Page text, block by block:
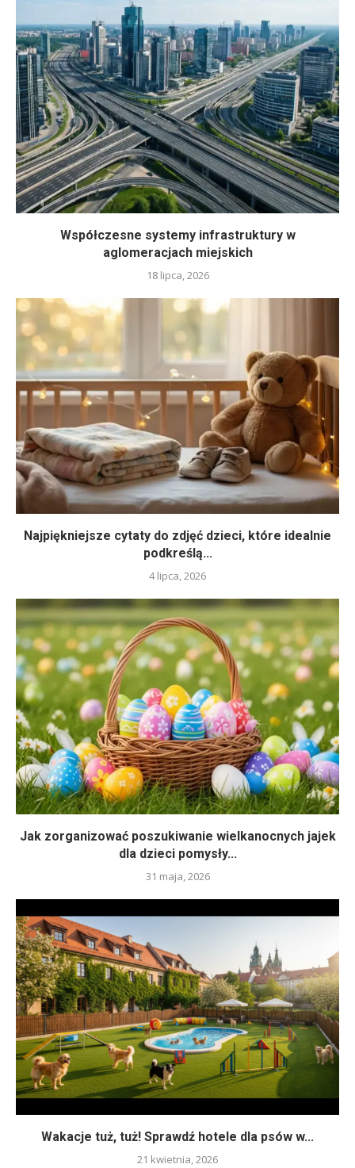
Współczesne systemy infrastruktury w
aglomeracjach miejskich
18 lipca, 2026
Najpiękniejsze cytaty do zdjęć dzieci, które idealnie
podkreślą...
4 lipca, 2026
Jak zorganizować poszukiwanie wielkanocnych jajek
dla dzieci pomysły...
31 maja, 2026
Wakacje tuż, tuż! Sprawdź hotele dla psów w...
21 kwietnia, 2026